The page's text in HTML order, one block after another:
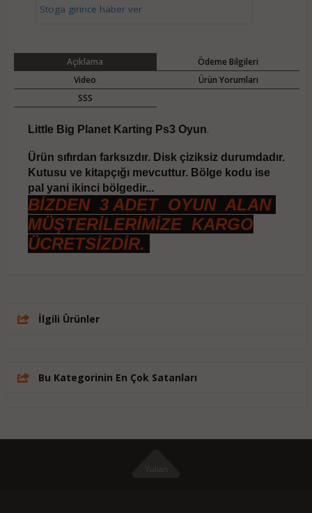
Stoga girince haber ver
Açıklama
Ödeme Bilgileri
Video
Ürün Yorumları
SSS
Little Big Planet Karting Ps3 Oyun.
Ürün sıfırdan farksızdır. Disk çiziksiz durumdadır.
Kutusu ve kitapçığı mevcuttur. Bölge kodu ise
pal yani ikinci bölgedir...
BİZDEN 3 ADET OYUN ALAN
MÜŞTERİLERİMİZE KARGO
ÜCRETSİZDİR.
İlgili Ürünler
Bu Kategorinin En Çok Satanları